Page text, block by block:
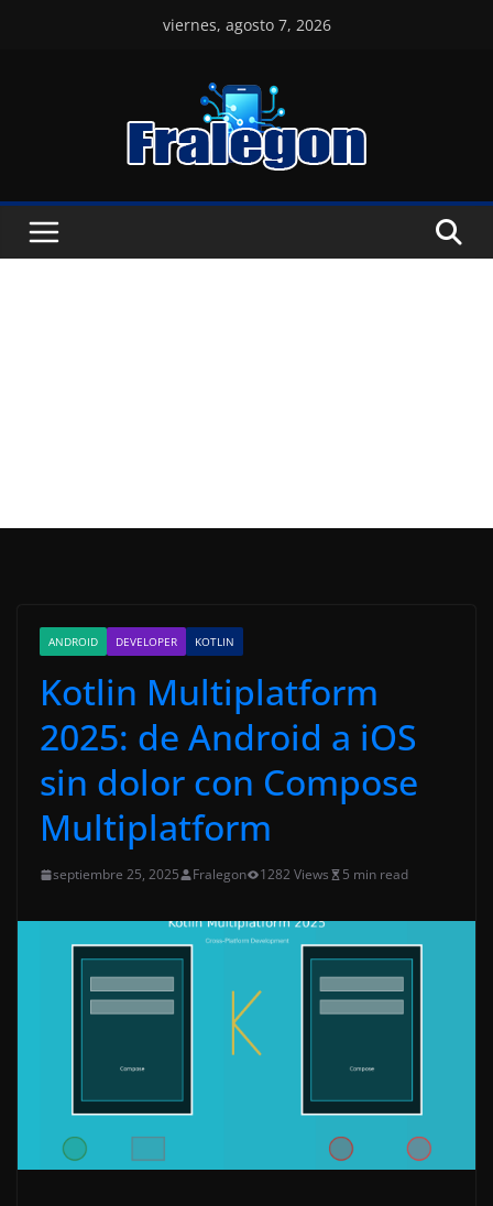
viernes, agosto 7, 2026
ANDROID DEVELOPER KOTLIN
Kotlin Multiplatform
2025: de Android a iOS
sin dolor con Compose
Multiplatform
septiembre 25, 2025 Fralegon 1282 Views 5 min read